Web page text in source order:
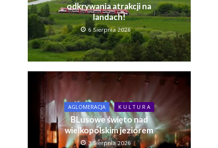
odkrywania atrakcji na
landach!
6 Sierpnia 2026
AGLOMERACJA K U L T U R A
BLusowe święto nad
wielkopolskim jeziorem
3 Sierpnia 2026